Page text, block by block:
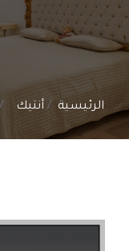
الرئيسية أنتيك